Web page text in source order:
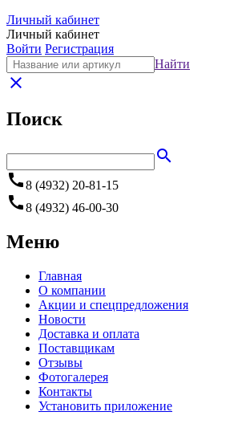
Личный кабинет
Личный кабинет
Войти Регистрация
Найти
close
Поиск
search
call8 (4932) 20-81-15
call8 (4932) 46-00-30
Меню
Главная
О компании
Акции и спецпредложения
Новости
Доставка и оплата
Поставщикам
Отзывы
Фотогалерея
Контакты
Установить приложение